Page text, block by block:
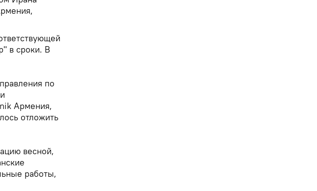
в сроки. В
по
Армения,
отложить
весной,
работы,